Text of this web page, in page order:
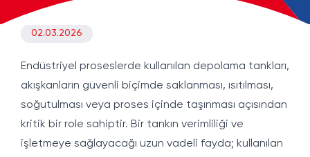
02.03.2026
Endüstriyel proseslerde kullanılan depolama tankları,
akışkanların güvenli biçimde saklanması, ısıtılması,
soğutulması veya proses içinde taşınması açısından
kritik bir role sahiptir. Bir tankın verimliliği ve
işletmeye sağlayacağı uzun vadeli fayda; kullanılan